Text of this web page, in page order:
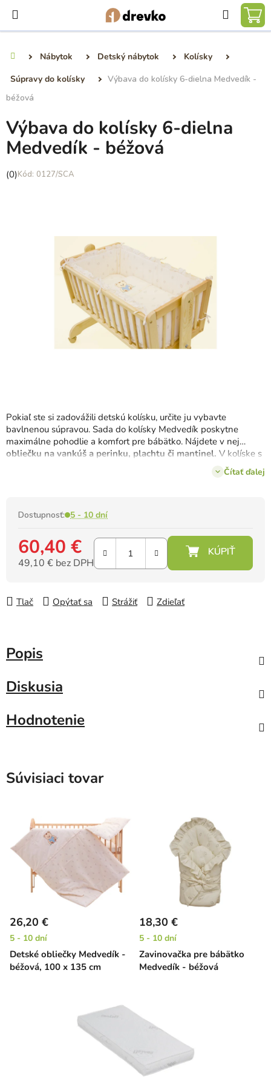
obsah
Hľadať
Nábytok Detský nábytok
Kolísky
Súpravy do kolísky
Výbava do kolísky 6-dielna Medvedík -
béžová
Pokiaľ ste si zadovážili detskú kolísku, určite ju vybavte
bavlnenou súpravou. Sada do kolísky Medvedík poskytne
maximálne pohodlie a komfort pre bábätko. Nájdete v nej
obliečku na vankúš a perinku, plachtu či mantinel. V kolíske s
touto výbavou sa bude každému dieťatku spať mäkkúčko.Čítať ďalej
Dostupnosť: 5 - 10 dní
60,40 €
49,10 € bez DPH
Tlač
Opýtať sa Strážiť Zdieľať
Výbava do kolísky 6-dielna
Medvedík - béžová
Priemerné
(0) 0127/SCA
Popis
Diskusia
Hodnotenie
Súvisiaci tovar
Detské obliečky Medvedík -
béžová, 100 x 135 cm
26,20 €
5 - 10 dní
Zavinovačka pre bábätko
Medvedík - béžová
18,30 €
5 - 10 dní